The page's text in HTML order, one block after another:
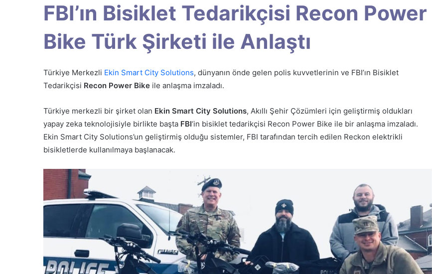
FBI’ın Bisiklet Tedarikçisi Recon Power
Bike Türk Şirketi ile Anlaştı
Türkiye Merkezli Ekin Smart City Solutions, dünyanın önde gelen polis kuvvetlerinin ve FBI’ın Bisiklet
Tedarikçisi Recon Power Bike ile anlaşma imzaladı.
Türkiye merkezli bir şirket olan Ekin Smart City Solutions, Akıllı Şehir Çözümleri için geliştirmiş oldukları
yapay zeka teknolojisiyle birlikte başta FBI‘in bisiklet tedarikçisi Recon Power Bike ile bir anlaşma imzaladı.
Ekin Smart City Solutions’un geliştirmiş olduğu sistemler, FBI tarafından tercih edilen Reckon elektrikli
bisikletlerde kullanılmaya başlanacak.